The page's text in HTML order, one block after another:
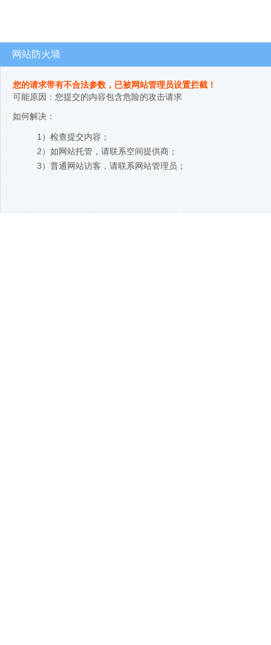
网站防火墙
您的请求带有不合法参数，已被网站管理员设置拦截！
可能原因：您提交的内容包含危险的攻击请求
如何解决：
1）检查提交内容；
2）如网站托管，请联系空间提供商；
3）普通网站访客，请联系网站管理员；